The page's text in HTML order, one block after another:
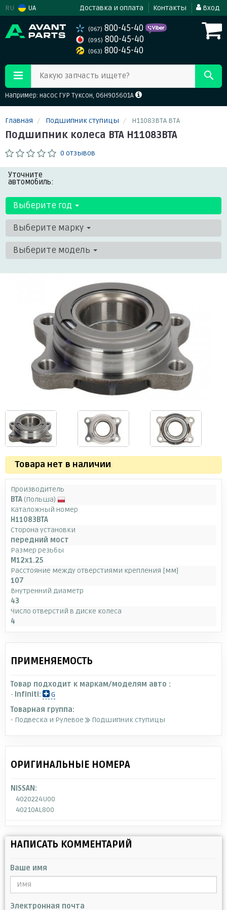
RU UA Доставка и оплата Контакты Вход
(067) 800-45-40
(095) 800-45-40
(063) 800-45-40
Какую запчасть ищете?
Например: насос ГУР Туксон, 06H905601A
Главная Подшипник ступицы H11083BTA BTA
Подшипник колеса BTA H11083BTA
0 отзывов
Уточните
автомобиль:
Выберите год
Выберите марку
Выберите модель
Товара нет в наличии.
Производитель
BTA (Польша)
Каталожный номер
H11083BTA
Сторона установки
передний мост
Размер резьбы
M12x1.25
Расстояние между отверстиями крепления [мм]
107
Внутренний диаметр
43
Число отверстий в диске колеса
4
ПРИМЕНЯЕМОСТЬ
Товар подходит к маркам/моделям авто :
- Infiniti:
G
Товарная группа:
- Подвеска и Рулевое
Подшипник ступицы
ОРИГИНАЛЬНЫЕ НОМЕРА
NISSAN:
4020224U00
40210AL800
НАПИСАТЬ КОММЕНТАРИЙ
Ваше имя
Электронная почта